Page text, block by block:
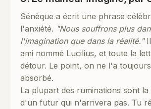
Sénèque a écrit une phrase
l'anxiété. "Nous souffrons plus
l'imagination que dans la réalité."Il
ami nommé Lucilius, et toute la
détour. Le point, on ne l'a
absorbé.
La plupart des ruminations sont la
d'un futur qui n'arrivera pas. Tu